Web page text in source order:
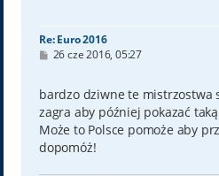
Re: Euro 2016
P
t
26 cze 2016, 05:27
bardzo dziwne te mistrzostwa
zagra aby później pokazać
Może to Polsce pomoże aby
dopomóż!